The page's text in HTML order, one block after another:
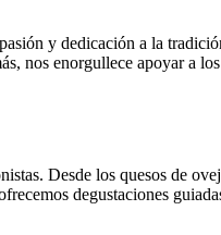
y dedicación a la
nos enorgullece apoyar a
Desde los quesos de
degustaciones